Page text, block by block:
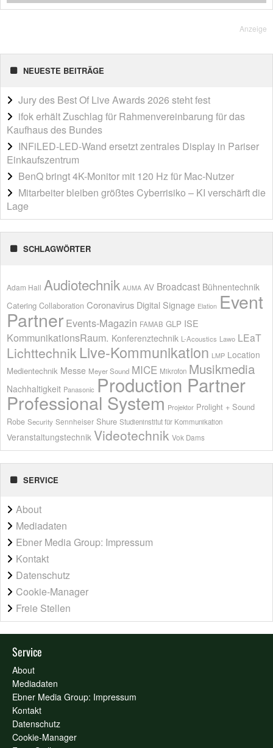
Anzeige
NEUESTE BEITRÄGE
Jury des Best Of Live Awards 2026 steht fest
ifok erhält Zuschlag für Rahmenvereinbarung für das
Kaufhaus des Bundes
INFiLED-LED-Wand ersetzt zentrales Display in Pariser
Einkaufszentrum
BenQ bringt 4K-Monitor mit 120 Hz für Mac-Nutzer
Mitarbeiter bleiben größtes Cyberrisiko – KI verschärft die
Lage
SCHLAGWÖRTER
Adam Hall Audiotechnik AUMA AV Broadcast Bühnentechnik
Catering Collaboration Coronavirus Digital Signage Elation Event
Partner Events-Magazin FAMAB GLP ISE
KommunikationsRaum. Konferenztechnik L-Acoustics Lawo LEaT
Lichttechnik Live-Kommunikation LMP Location
Medientechnik Messe Meyer Sound MICE Mikrofon Musikmedia
Nachhaltigkeit Panasonic Production Partner
Professional System Projektor Prolight + Sound
Robe Security Sennheiser Shure Studieninstitut für Kommunikation
Veranstaltungstechnik Videotechnik Vok Dams
SERVICE
About
Mediadaten
Ebner Media Group: Impressum
Kontakt
Datenschutz
Cookie-Manager
Freie Stellen
Service
About
Mediadaten
Ebner Media Group: Impressum
Kontakt
Datenschutz
Cookie-Manager